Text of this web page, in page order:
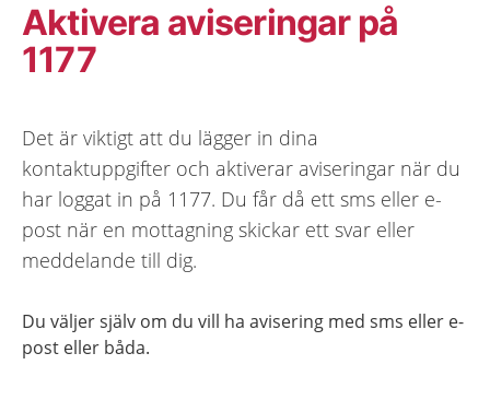
Aktivera aviseringar på
1177
Det är viktigt att du lägger in dina
kontaktuppgifter och aktiverar aviseringar när du
har loggat in på 1177. Du får då ett sms eller e-
post när en mottagning skickar ett svar eller
meddelande till dig.
Du väljer själv om du vill ha avisering med sms eller e-
post eller båda.